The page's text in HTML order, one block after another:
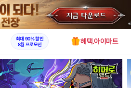
X
최대 90% 할인
8월 프로모션
혜택.아이마트